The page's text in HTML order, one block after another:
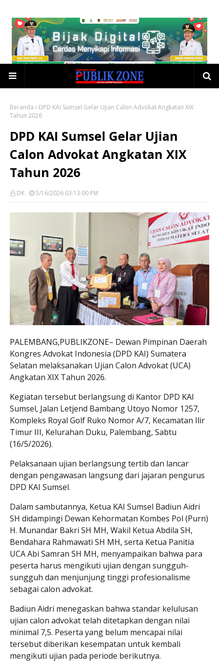
Beranda
DPD KAI Sumsel Gelar Ujian Calon Advokat Angkatan XIX
Tahun 2026
DPD KAI Sumsel Gelar Ujian
Calon Advokat Angkatan XIX
Tahun 2026
DK 5/16/2026 03:13:00 PM
PALEMBANG,PUBLIKZONE– Dewan Pimpinan Daerah
Kongres Advokat Indonesia (DPD KAI) Sumatera
Selatan melaksanakan Ujian Calon Advokat (UCA)
Angkatan XIX Tahun 2026.
Kegiatan tersebut berlangsung di Kantor DPD KAI
Sumsel, Jalan Letjend Bambang Utoyo Nomor 1257,
Kompleks Royal Golf Ruko Nomor A/7, Kecamatan Ilir
Timur III, Kelurahan Duku, Palembang, Sabtu
(16/5/2026).
Pelaksanaan ujian berlangsung tertib dan lancar
dengan pengawasan langsung dari jajaran pengurus
DPD KAI Sumsel.
Dalam sambutannya, Ketua KAI Sumsel Badiun Aidri
SH didampingi Dewan Kehormatan Kombes Pol (Purn)
H. Munandar Bakri SH MH, Wakil Ketua Abdila SH,
Bendahara Rahmawati SH MH, serta Ketua Panitia
UCA Abi Samran SH MH, menyampaikan bahwa para
peserta harus mengikuti ujian dengan sungguh-
sungguh dan menjunjung tinggi profesionalisme
sebagai calon advokat.
Badiun Aidri menegaskan bahwa standar kelulusan
ujian calon advokat telah ditetapkan dengan nilai
minimal 7,5. Peserta yang belum mencapai nilai
tersebut diberikan kesempatan untuk kembali
mengikuti ujian pada periode berikutnya.